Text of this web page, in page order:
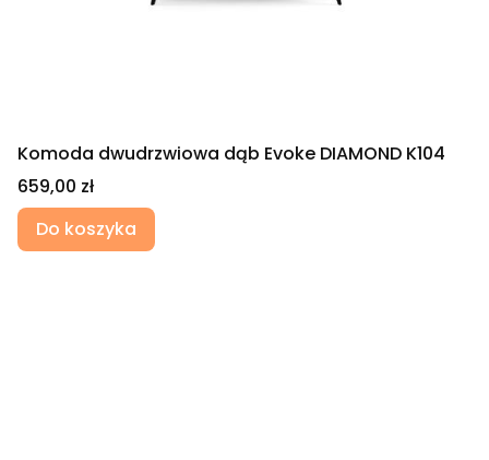
Komoda dwudrzwiowa dąb Evoke DIAMOND K104
Cena
659,00 zł
Do koszyka